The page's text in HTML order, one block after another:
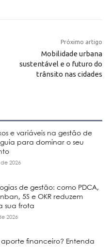
Próximo artigo
Mobilidade urbana
sustentável e o futuro do
trânsito nas cidades
e variáveis na gestão de
para dominar o seu
2026
de gestão: como PDCA,
5S e OKR reduzem
sua frota
2026
financeiro? Entenda